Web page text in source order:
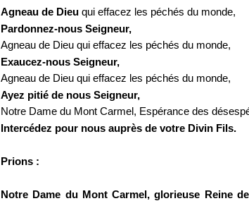
Agneau de Dieu qui effacez les péchés du monde,
Pardonnez-nous Seigneur,
Agneau de Dieu qui effacez les péchés du monde,
Exaucez-nous Seigneur,
Agneau de Dieu qui effacez les péchés du monde,
Ayez pitié de nous Seigneur,
Notre Dame du Mont Carmel, Espérance des
Intercédez pour nous auprès de votre Divin Fils.
Prions :
Notre Dame du Mont Carmel, glorieuse Reine